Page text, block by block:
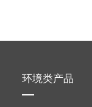
环境类产品